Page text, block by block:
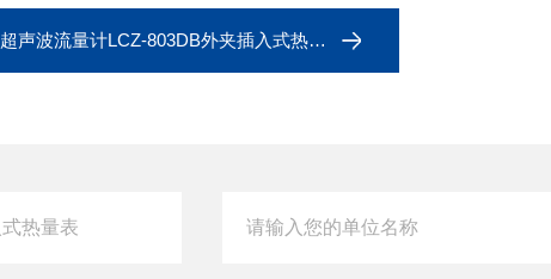
超声波流量计LCZ-803DB外夹插入式热量表